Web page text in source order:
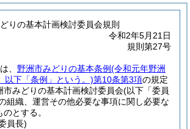
りの基本計画検討委員会規則
令和2年5月21日
規則第27号
、 野洲市みどりの基本条例(令和元年野洲
以下「条例」という。)第10条第3項の規定
市みどりの基本計画検討委員会(以下「委員
組織、運営その他必要な事項に関し必要な
とする。
員長)